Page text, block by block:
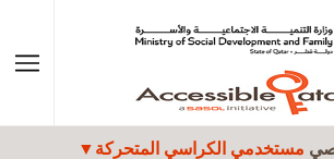
الرئيسي
مستخدمي الكراسي المتحركة